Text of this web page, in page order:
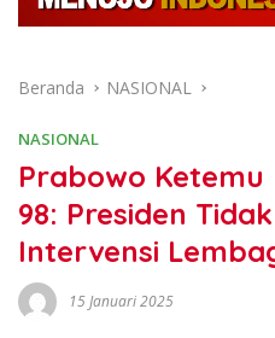
Beranda NASIONAL
NASIONAL
Prabowo
98: Presiden
Intervensi
15 Januari 2025